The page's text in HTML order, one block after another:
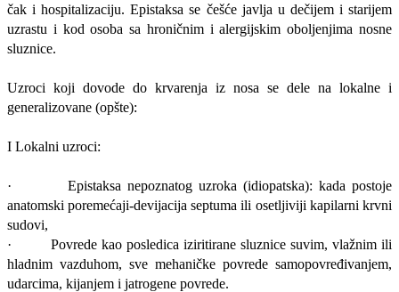
čak i hospitalizaciju. Epistaksa se češće javlja u dečijem i starijem
uzrastu i kod osoba sa hroničnim i alergijskim oboljenjima nosne
sluznice.
Uzroci koji dovode do krvarenja iz nosa se dele na lokalne i
generalizovane (opšte):
I Lokalni uzroci:
· Epistaksa nepoznatog uzroka (idiopatska): kada postoje
anatomski poremećaji-devijacija septuma ili osetljiviji kapilarni krvni
sudovi,
· Povrede kao posledica iziritirane sluznice suvim, vlažnim ili
hladnim vazduhom, sve mehaničke povrede samopovređivanjem,
udarcima, kijanjem i jatrogene povrede.